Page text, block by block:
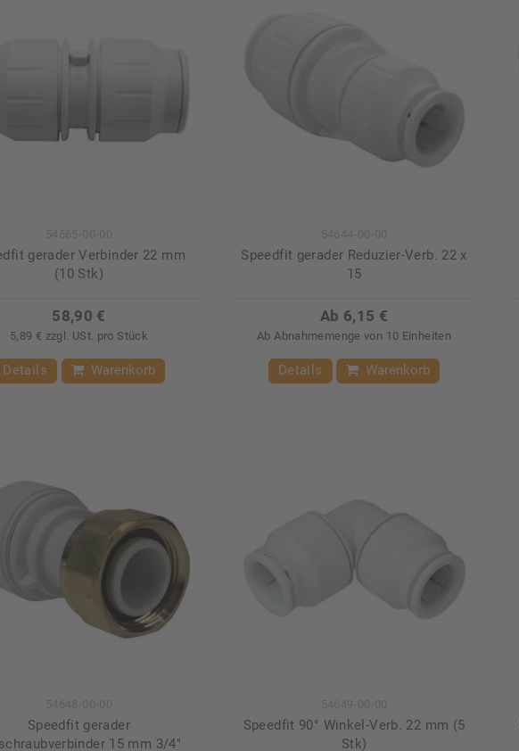
gerader Verbinder 22 mm
(10 Stk)
58,90 €
5,89 € zzgl. USt. pro Stück
Details Warenkorb
Speedfit gerader Reduzier-Verb. 22 x
15
Ab 6,15 €
Ab Abnahmemenge von 10 Einheiten
Details Warenkorb
Speedfit gerader
15 mm 3/4"
Speedfit 90° Winkel-Verb. 22 mm (5
Stk)